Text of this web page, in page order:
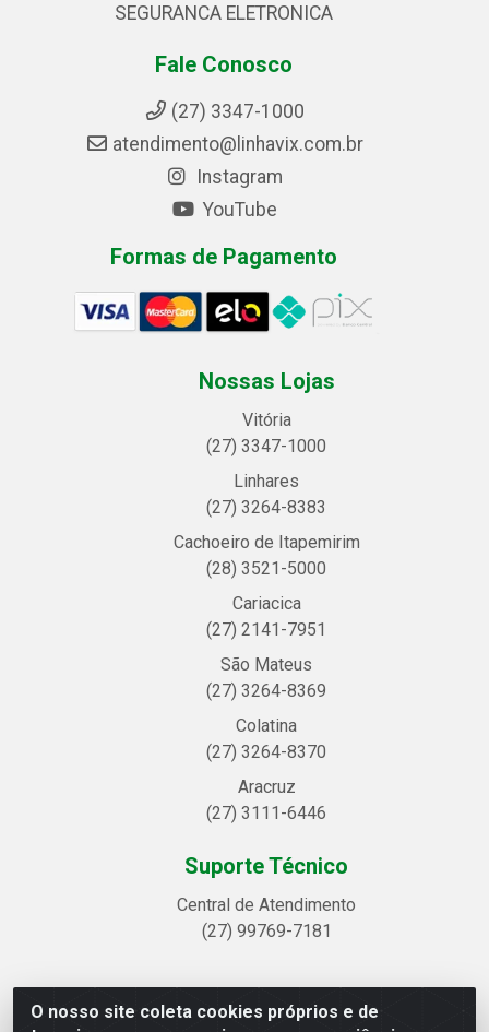
O nosso site coleta cookies próprios e de
SEGURANCA ELETRONICA
Fale Conosco
(27) 3347-1000
atendimento@linhavix.com.br
Instagram
YouTube
Formas de Pagamento
Nossas Lojas
Vitória
(27) 3347-1000
Linhares
(27) 3264-8383
Cachoeiro de Itapemirim
(28) 3521-5000
Cariacica
(27) 2141-7951
São Mateus
(27) 3264-8369
Colatina
(27) 3264-8370
Aracruz
(27) 3111-6446
Suporte Técnico
Central de Atendimento
(27) 99769-7181
Linhavix Distribuidora LTDA - Avenida Alegre, 2521 -